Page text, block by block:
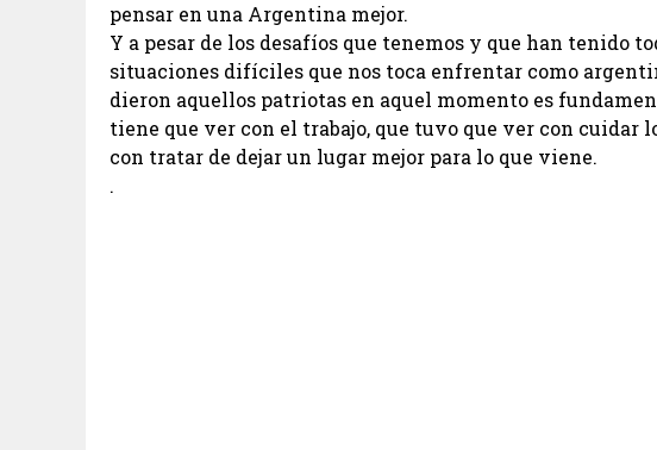
pensar en una Argentina mejor.
Y a pesar de los desafíos que tenemos y que han tenido
situaciones difíciles que nos toca enfrentar como
dieron aquellos patriotas en aquel momento es
tiene que ver con el trabajo, que tuvo que ver con cuidar
con tratar de dejar un lugar mejor para lo que viene.
.